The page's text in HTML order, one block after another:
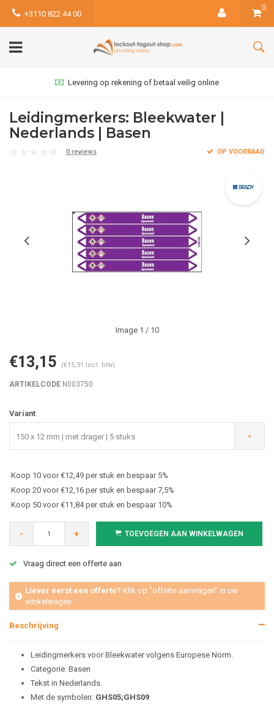
+3110 822 44 00
0
Levering op rekening of betaal veilig online
Leidingmerkers: Bleekwater |
Nederlands | Basen
0 reviews OP VOORRAAD
Image 1 / 10
€13,15 (€15,91 Incl. btw)
ARTIKELCODE N003750
Variant
150 x 12 mm | met drager | 5 stuks
Koop 10 voor €12,49 per stuk en bespaar 5%
Koop 20 voor €12,16 per stuk en bespaar 7,5%
Koop 50 voor €11,84 per stuk en bespaar 10%
- + TOEVOEGEN AAN WINKELWAGEN
Vraag direct een offerte aan
Liever eerst een offerte? Klik op "offerte aanvragen" in uw
winkelwagen
Beschrijving
Leidingmerkers voor Bleekwater volgens Europese Norm.
Categorie: Basen
Tekst in Nederlands.
Met de symbolen: GHS05;GHS09